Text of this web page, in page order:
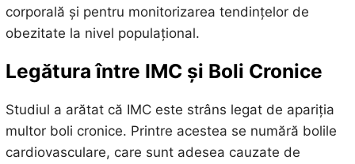
corporală și pentru monitorizarea tendințelor de
obezitate la nivel populațional.
Legătura între IMC și Boli Cronice
Studiul a arătat că IMC este strâns legat de apariția
multor boli cronice. Printre acestea se numără bolile
cardiovasculare, care sunt adesea cauzate de